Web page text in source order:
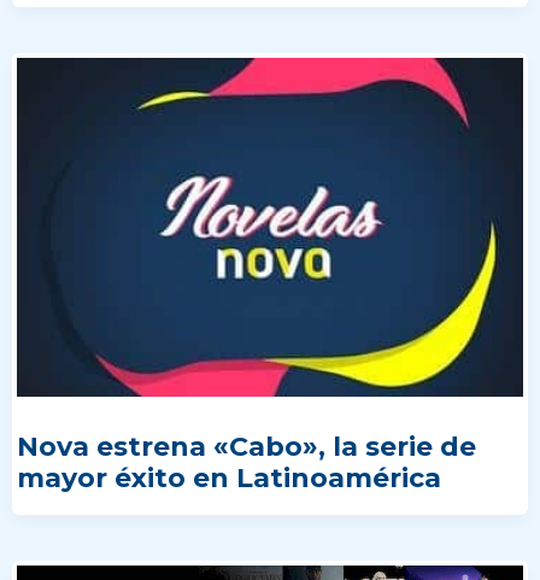
Nova estrena «Cabo», la serie de
mayor éxito en Latinoamérica